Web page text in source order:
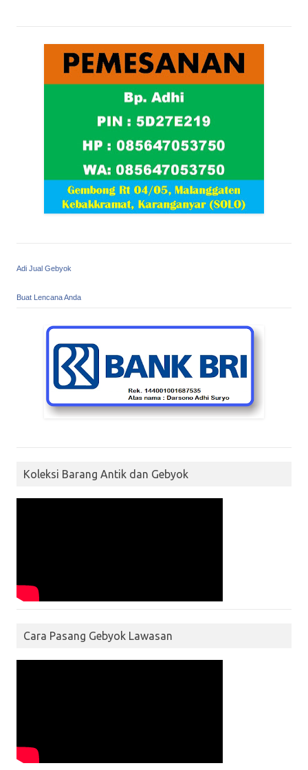
Adi Jual Gebyok
Buat Lencana Anda
Koleksi Barang Antik dan Gebyok
Cara Pasang Gebyok Lawasan